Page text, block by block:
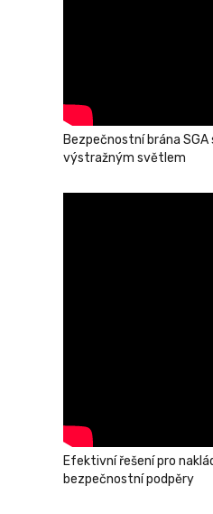
Bezpečnostní brána SGA
výstražným světlem
Efektivní řešení pro
bezpečnostní podpěry